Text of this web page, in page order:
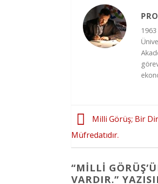
Milli Görüş; Bir
Müfredatıdır.
“MILLI
VARDIR.”